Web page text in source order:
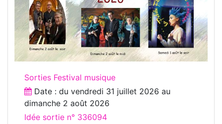
Sorties Festival musique
Date : du vendredi 31 juillet 2026 au
dimanche 2 août 2026
Idée sortie n° 336094